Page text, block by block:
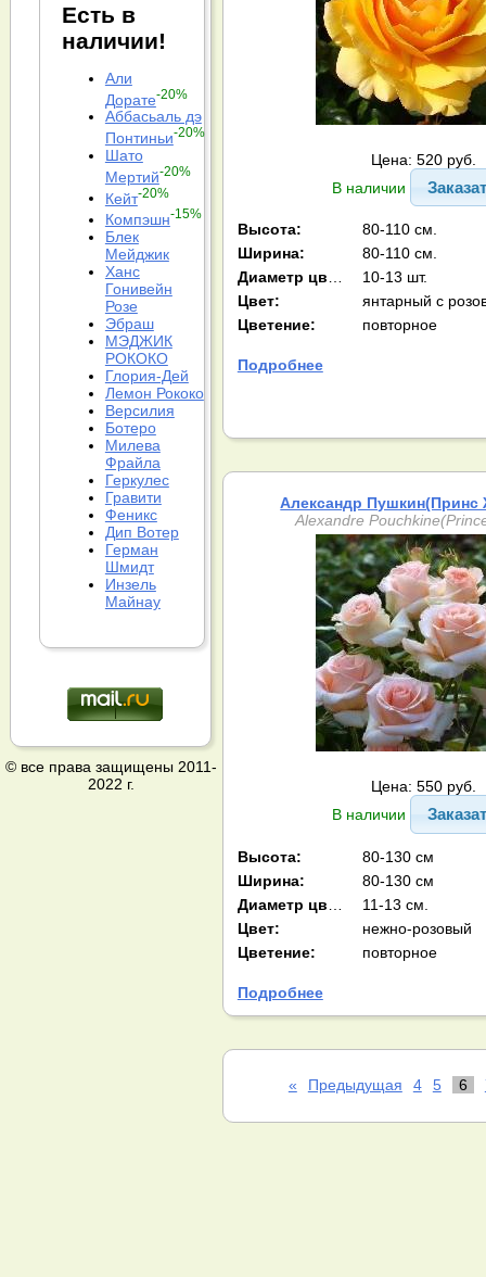
Цена: 520 руб.
В наличии
Высота:
80-110 см.
Ширина:
80-110 см.
Диаметр цв-ка:
10-13 шт.
Цвет:
Цветение:
повторное
Подробнее
Александр Пушкин(Принс
Alexandre
Цена: 550 руб.
В наличии
Высота:
80-130 см
Ширина:
80-130 см
11-13 см.
Цвет:
нежно-розовый
Цветение:
повторное
Подробнее
« Предыдущая 4 5 6
Есть в
наличии!
Али
Дорате-20%
Аббасьаль дэ
Понтиньи-20%
Шато
Мертий-20%
Кейт-20%
Компэшн-15%
Блек
Мейджик
Ханс
Гонивейн
Розе
Эбраш
МЭДЖИК
РОКОКО
Глория-Дей
Лемон Рококо
Версилия
Ботеро
Милева
Фрайла
Геркулес
Гравити
Феникс
Дип Вотер
Герман
Шмидт
Инзель
Майнау
© все права защищены 2011-
2022 г.